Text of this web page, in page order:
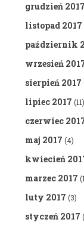
grudzień 2017
listopad 2017
październik
wrzesień
sierpień 2017
lipiec 2017 (11)
czerwiec
maj 2017 (4)
kwiecień
marzec 2017
luty 2017 (3)
styczeń 2017